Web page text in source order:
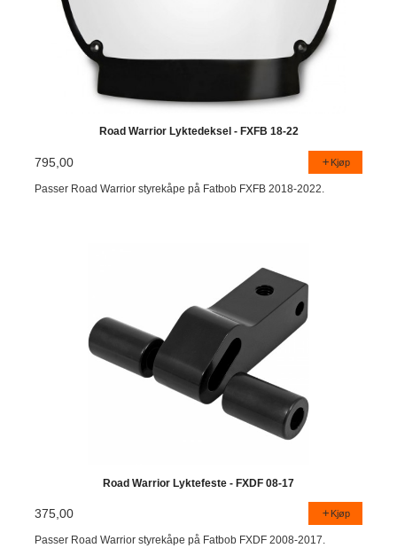
Road Warrior Lyktedeksel - FXFB 18-22
795,00 Kjøp
Passer Road Warrior styrekåpe på Fatbob FXFB 2018-2022.
Road Warrior Lyktefeste - FXDF 08-17
375,00 Kjøp
Passer Road Warrior styrekåpe på Fatbob FXDF 2008-2017.